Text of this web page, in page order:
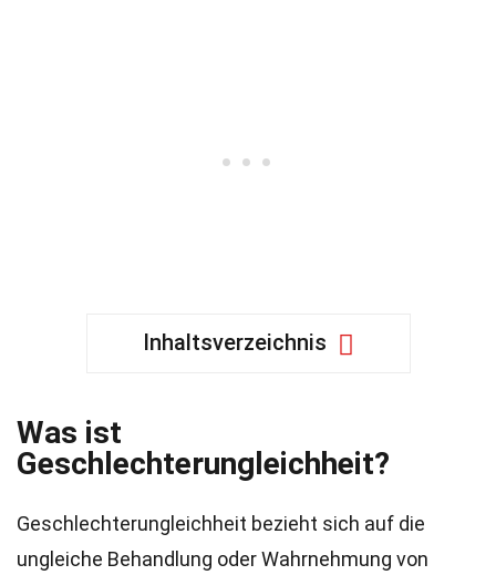
Inhaltsverzeichnis
Was ist
Geschlechterungleichheit?
Geschlechterungleichheit bezieht sich auf die
ungleiche Behandlung oder Wahrnehmung von